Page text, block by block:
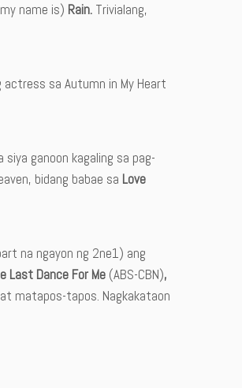
name is) Rain. Trivialang,
actress sa Autumn in My Heart
siya ganoon kagaling sa pag-
bidang babae sa Love
na ngayon ng 2ne1) ang
Last Dance For Me (ABS-CBN),
matapos-tapos. Nagkakataon